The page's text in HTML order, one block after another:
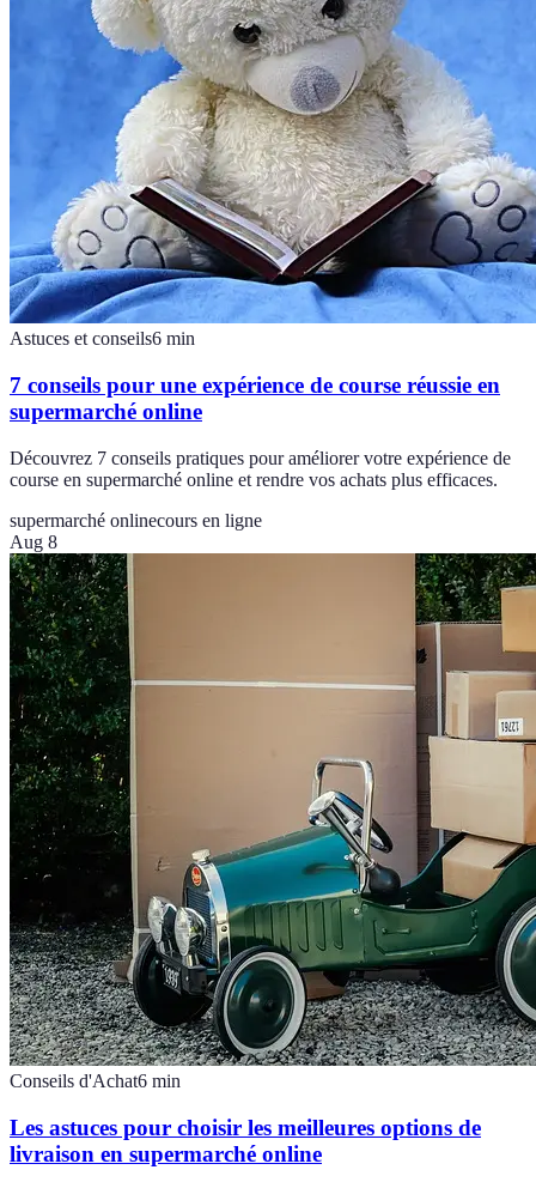
Astuces et conseils6 min
7 conseils pour une expérience de course réussie en
supermarché online
Découvrez 7 conseils pratiques pour améliorer votre expérience de
course en supermarché online et rendre vos achats plus efficaces.
supermarché onlinecours en ligne
Aug 8
Conseils d'Achat6 min
Les astuces pour choisir les meilleures options de
livraison en supermarché online